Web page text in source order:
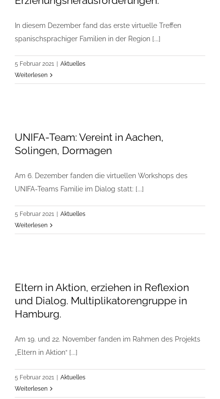
In diesem Dezember fand das erste virtuelle Treffen
spanischsprachiger Familien in der Region [...]
5 Februar 2021
Aktuelles
Weiterlesen
UNIFA-Team: Vereint in Aachen,
Solingen, Dormagen
Am 6. Dezember fanden die virtuellen Workshops des
UNIFA-Teams Familie im Dialog statt: [...]
5 Februar 2021
Aktuelles
Weiterlesen
Eltern in Aktion, erziehen in Reflexion
und Dialog. Multiplikatorengruppe in
Hamburg.
Am 19. und 22. November fanden im Rahmen des Projekts
„Eltern in Aktion“ [...]
5 Februar 2021
Aktuelles
Weiterlesen